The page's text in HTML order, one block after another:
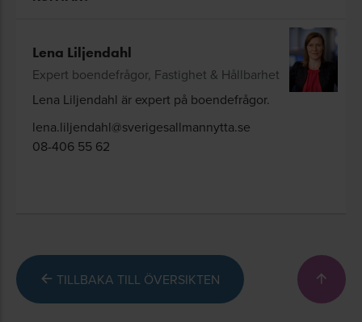
Lena Liljendahl
Expert boendefrågor, Fastighet & Hållbarhet
Lena Liljendahl är expert på boendefrågor.
lena.liljendahl@sverigesallmannytta.se
08-406 55 62
TILLBAKA TILL ÖVERSIKTEN